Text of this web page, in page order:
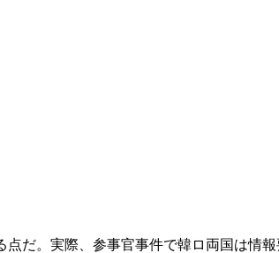
だ。実際、参事官事件で韓ロ両国は